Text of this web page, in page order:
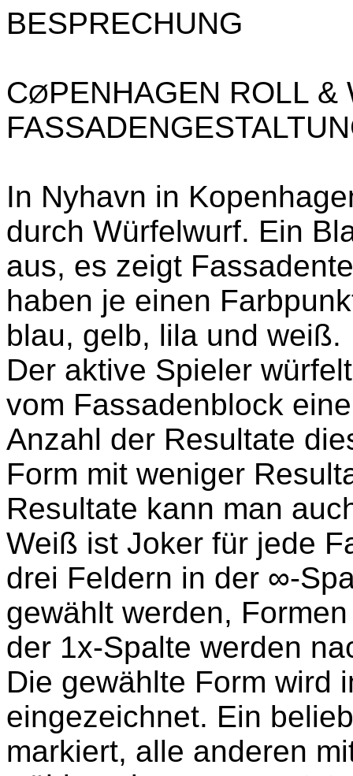
BESPRECHUNG
CØPENHAGEN ROLL &
In Nyhavn in
durch Würfelwurf. Ein
aus, es zeigt
haben je einen
blau, gelb, lila und weiß.
Der aktive Spieler
vom Fassadenblock
Anzahl der Resultate
Form mit weniger
Resultate kann man
Weiß ist Joker für jede
drei Feldern in der ∞-
gewählt werden,
der 1x-Spalte werden
Die gewählte Form wird
eingezeichnet. Ein
markiert, alle anderen